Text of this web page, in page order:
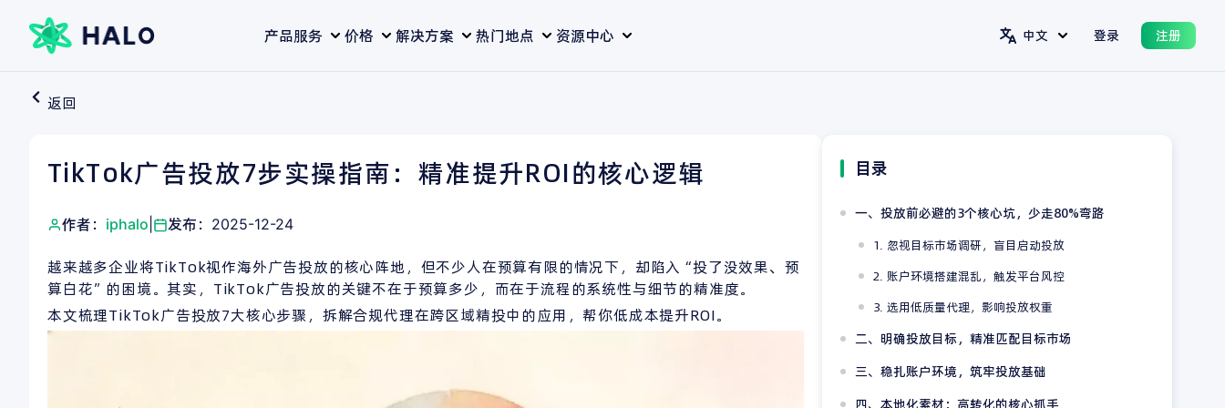
产品服务 价格 解决方案 热门地点 资源中心 中文 登录 注册
返回
TikTok广告投放7步实操指南：精准提升ROI的核心逻辑
作者： iphalo 发布： 2025-12-24
越来越多企业将TikTok视作海外广告投放的核心阵地，但不少人在预算有限的情况下，却陷入“投了没效果、预
算白花”的困境。其实，TikTok广告投放的关键不在于预算多少，而在于流程的系统性与细节的精准度。
本文梳理TikTok广告投放7大核心步骤，拆解合规代理在跨区域精投中的应用，帮你低成本提升ROI。
目录
一、投放前必避的3个核心坑，少走80%弯路
1. 忽视目标市场调研，盲目启动投放
2. 账户环境搭建混乱，触发平台风控
3. 选用低质量代理，影响投放权重
二、明确投放目标，精准匹配目标市场
三、稳扎账户环境，筑牢投放基础
四、本地化素材：高转化的核心抓手